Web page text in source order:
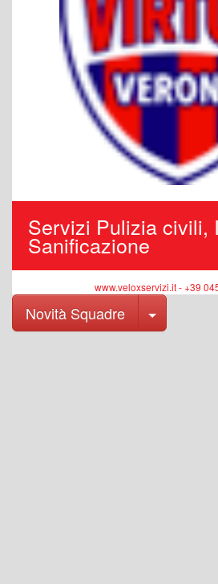
Servizi Pulizia civili,
Sanificazione
www.veloxservizi.it - +39
Novità Squadre Toggle